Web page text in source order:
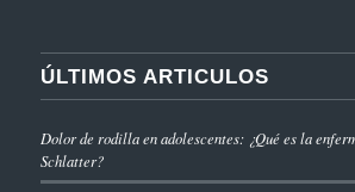
ÚLTIMOS ARTICULOS
Dolor de rodilla en adolescentes: ¿Qué es la
Schlatter?